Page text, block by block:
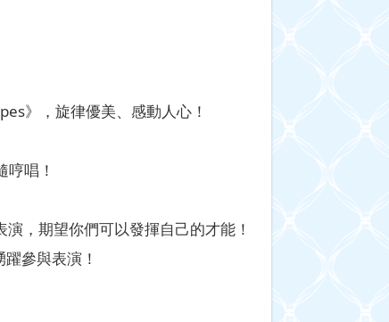
》，旋律優美、感動人心！
唱！
，期望你們可以發揮自己的才能！
參與表演！